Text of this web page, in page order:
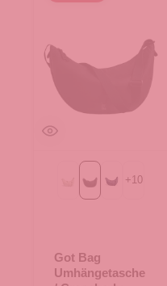
Beach Foam
Black
+10
Got Bag
Umhängetasche